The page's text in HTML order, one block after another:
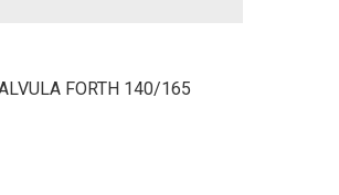
FORTH 140/165